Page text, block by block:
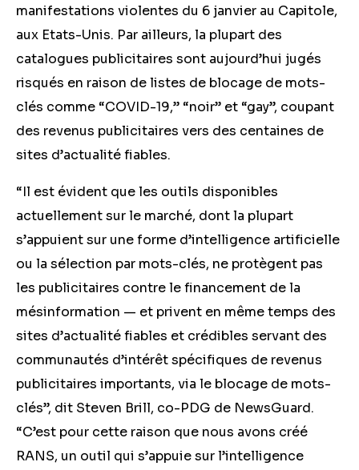
manifestations violentes du 6 janvier au Capitole,
aux Etats-Unis. Par ailleurs, la plupart des
catalogues publicitaires sont aujourd’hui jugés
risqués en raison de listes de blocage de mots-
clés comme “COVID-19,” “noir” et “gay”, coupant
des revenus publicitaires vers des centaines de
sites d’actualité fiables.
“Il est évident que les outils disponibles
actuellement sur le marché, dont la plupart
s’appuient sur une forme d’intelligence artificielle
ou la sélection par mots-clés, ne protègent pas
les publicitaires contre le financement de la
mésinformation — et privent en même temps des
sites d’actualité fiables et crédibles servant des
communautés d’intérêt spécifiques de revenus
publicitaires importants, via le blocage de mots-
clés”, dit Steven Brill, co-PDG de NewsGuard.
“C’est pour cette raison que nous avons créé
RANS, un outil qui s’appuie sur l’intelligence